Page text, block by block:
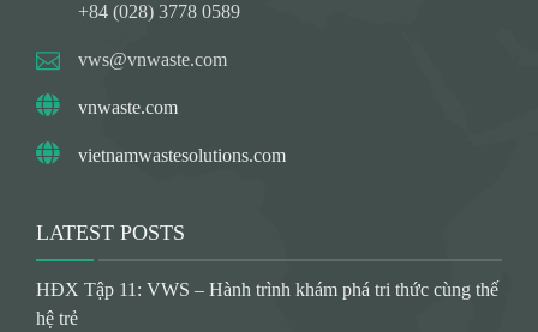
+84 (028) 3778 0589
vws@vnwaste.com
vnwaste.com
vietnamwastesolutions.com
LATEST POSTS
HĐX Tập 11: VWS – Hành trình khám phá tri thức cùng thế
hệ trẻ